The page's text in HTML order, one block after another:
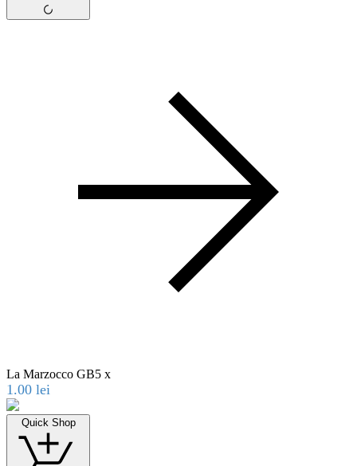
La Marzocco GB5 x
1.00 lei
Quick Shop